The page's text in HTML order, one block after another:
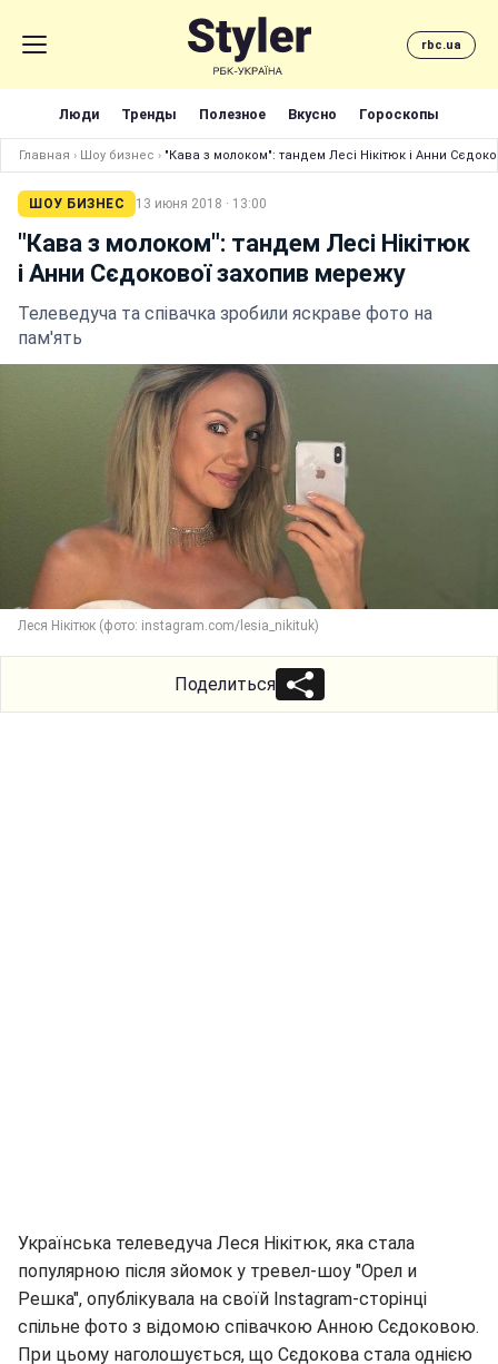
rbc.ua
Люди Тренды Полезное Вкусно Гороскопы
Главная › Шоу бизнес › "Кава з молоком": тандем Лесі Нікітюк і Анни
ШОУ БИЗНЕС 13 июня 2018 · 13:00
"Кава з молоком": тандем Лесі Нікітюк
і Анни Сєдокової захопив мережу
Телеведуча та співачка зробили яскраве фото на
пам'ять
Леся Нікітюк (фото: instagram.com/lesia_nikituk)
Поделиться
Українська телеведуча Леся Нікітюк, яка стала
популярною після зйомок у тревел-шоу "Орел и
Решка", опублікувала на своїй Іnstagram-сторінці
спільне фото з відомою співачкою Анною Сєдоковою.
При цьому наголошується, що Сєдокова стала однією